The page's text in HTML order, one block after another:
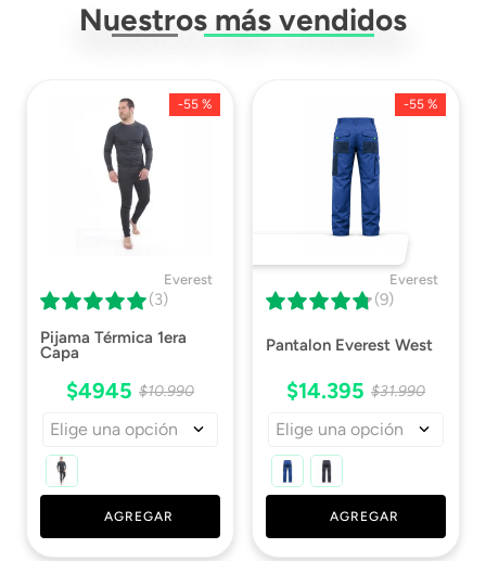
Ficha Técnica
Descargar Ficha
Nuestros más vendidos
-55 %
Everest
(3)
Pijama Térmica 1era
Capa
$4945 $10.990
Elige una opción
AGREGAR
-55 %
Everest
(9)
Pantalon Everest West
$14.395 $31.990
Elige una opción
AGREGAR